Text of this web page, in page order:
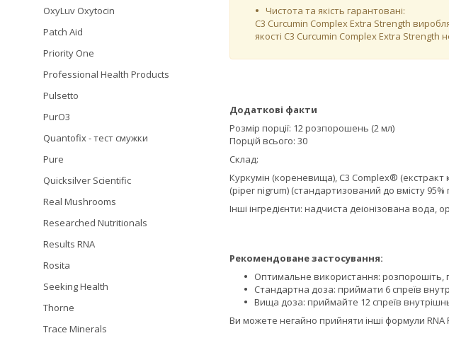
Чистота та якість гарантовані:
C3 Curcumin Complex Extra Strength
якості C3 Curcumin Complex Extra Strength
Додаткові факти
Розмір порції: 12 розпорошень (2 мл)
Порцій всього: 30
Склад:
Куркумін (кореневища), C3 Complex® (екстракт
(piper nigrum) (стандартизований до вмісту 95%
Інші інгредієнти: надчиста деіонізована
Рекомендоване застосування:
Оптимальне використання: розпорошіть,
Стандартна доза: приймати 6 спреїв
Вища доза: приймайте 12 спреїв
Ви можете негайно прийняти інші формули RNA
OxyLuv Oxytocin
Patch Aid
Priority One
Professional Health Products
Pulsetto
PurO3
Quantofix - тест смужки
Pure
Quicksilver Scientific
Real Mushrooms
Researched Nutritionals
Results RNA
Rosita
Seeking Health
Thorne
Trace Minerals